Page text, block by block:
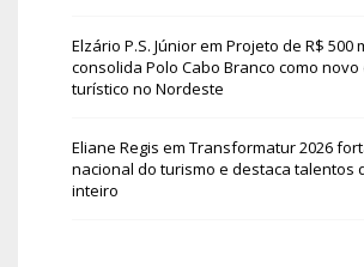
Elzário P.S. Júniorem Projeto de R$ 500
consolida Polo Cabo Branco como
turístico no Nordeste
Eliane Regis em Transformatur 2026
nacional do turismo e destaca talentos
inteiro